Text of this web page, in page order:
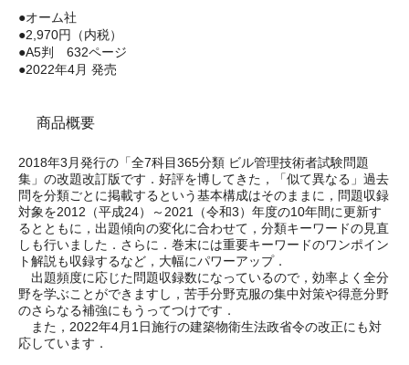
●オーム社
●2,970円（内税）
●A5判 632ページ
●2022年4月 発売
商品概要
2018年3月発行の「全7科目365分類 ビル管理技術者試験問題
集」の改題改訂版です．好評を博してきた，「似て異なる」過去
問を分類ごとに掲載するという基本構成はそのままに，問題収録
対象を2012（平成24）～2021（令和3）年度の10年間に更新す
るとともに，出題傾向の変化に合わせて，分類キーワードの見直
しも行いました．さらに．巻末には重要キーワードのワンポイン
ト解説も収録するなど，大幅にパワーアップ．
出題頻度に応じた問題収録数になっているので，効率よく全分
野を学ぶことができますし，苦手分野克服の集中対策や得意分野
のさらなる補強にもうってつけです．
また，2022年4月1日施行の建築物衛生法政省令の改正にも対
応しています．